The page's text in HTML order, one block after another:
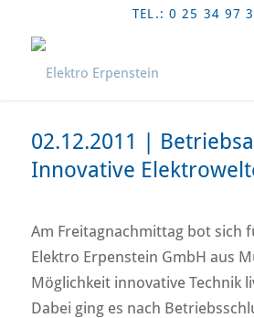
TEL.: 0 25 34 97
02.12.2011 |
Innovative
Am Freitagnachmittag bot sich
Elektro Erpenstein GmbH aus
Möglichkeit innovative Technik
Dabei ging es nach